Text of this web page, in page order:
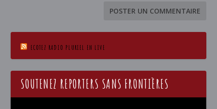
ECOTEZ RADIO PLURIEL EN LIVE
SOUTENEZ REPORTERS SANS FRONTIÈRES